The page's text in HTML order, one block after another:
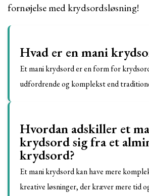
fornøjelse med krydsordsløsning!
Hvad er en mani
Et mani krydsord er en form for
udfordrende og komplekst end
Hvordan adskiller et
krydsord sig fra et
krydsord?
Et mani krydsord kan have mere
kreative løsninger, der kræver mere tid